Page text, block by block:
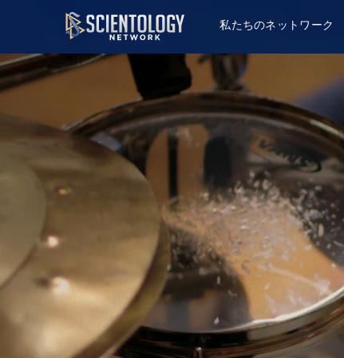
私たちのネットワーク